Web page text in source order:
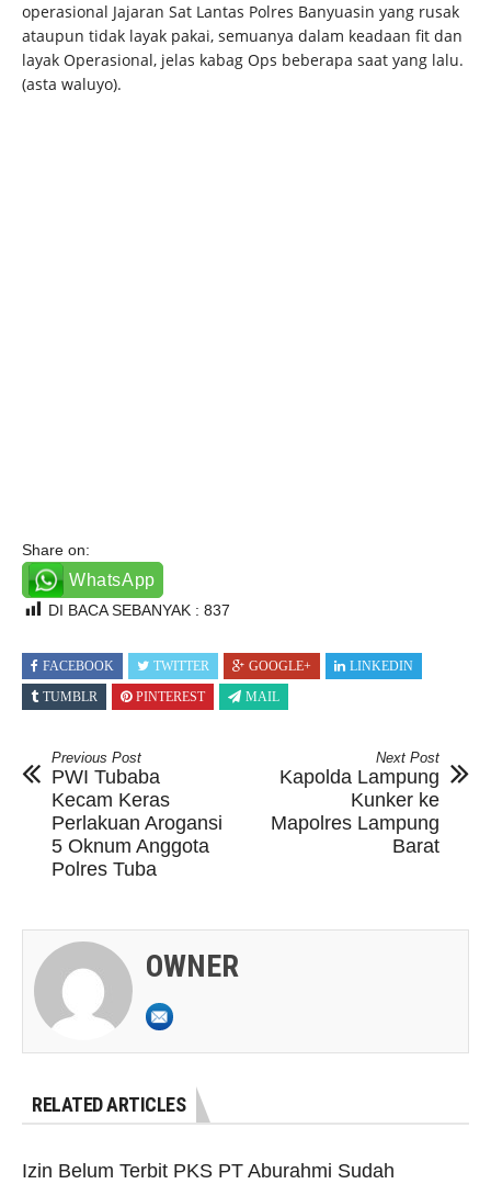
operasional Jajaran Sat Lantas Polres Banyuasin yang rusak
ataupun tidak layak pakai, semuanya dalam keadaan fit dan
layak Operasional, jelas kabag Ops beberapa saat yang lalu.
(asta waluyo).
Share on:
WhatsApp
DI BACA SEBANYAK : 837
FACEBOOK TWITTER GOOGLE+
LINKEDIN
TUMBLR
PINTEREST MAIL
Previous Post
PWI Tubaba
Kecam Keras
Perlakuan Arogansi
5 Oknum Anggota
Polres Tuba
Next Post
Kapolda Lampung
Kunker ke
Mapolres Lampung
Barat
OWNER
RELATED ARTICLES
Izin Belum Terbit PKS PT Aburahmi Sudah